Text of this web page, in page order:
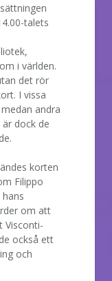
talets
i världen.
det rör
I vissa
andra
dock de
korten
Filippo
om att
Visconti-
också ett
och